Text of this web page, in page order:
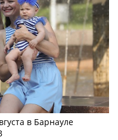
в Барнауле